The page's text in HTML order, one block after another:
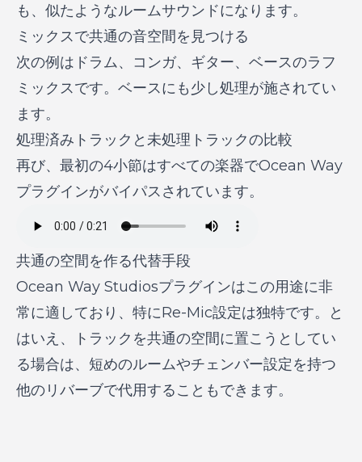
も、似たようなルームサウンドになります。
ミックスで共通の音空間を見つける
次の例はドラム、コンガ、ギター、ベースのラフ
ミックスです。ベースにも少し処理が施されてい
ます。
処理済みトラックと未処理トラックの比較
再び、最初の4小節はすべての楽器でOcean Way
プラグインがバイパスされています。
共通の空間を作る代替手段
Ocean Way Studiosプラグインはこの用途に非
常に適しており、特にRe-Mic設定は独特です。と
はいえ、トラックを共通の空間に置こうとしてい
る場合は、短めのルームやチェンバー設定を持つ
他のリバーブで代用することもできます。